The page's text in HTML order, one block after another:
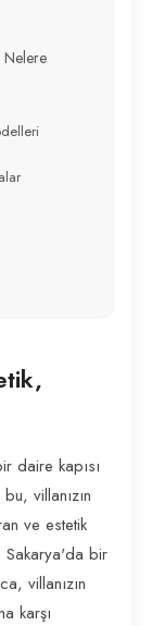
Nelere
daire kapısı
villanızın
ve estetik
Sakarya'da bir
villanızın
karşı